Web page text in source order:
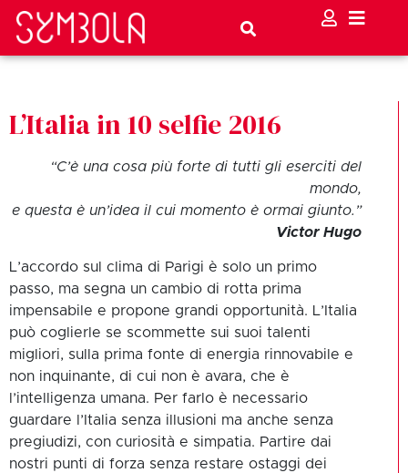
L’Italia in 10 selfie 2016
“C’è una cosa più forte di tutti gli eserciti del
mondo,
e questa è un’idea il cui momento è ormai giunto.”
Victor Hugo
L’accordo sul clima di Parigi è solo un primo
passo, ma segna un cambio di rotta prima
impensabile e propone grandi opportunità. L’Italia
può coglierle se scommette sui suoi talenti
migliori, sulla prima fonte di energia rinnovabile e
non inquinante, di cui non è avara, che è
l’intelligenza umana. Per farlo è necessario
guardare l’Italia senza illusioni ma anche senza
pregiudizi, con curiosità e simpatia. Partire dai
nostri punti di forza senza restare ostaggi dei